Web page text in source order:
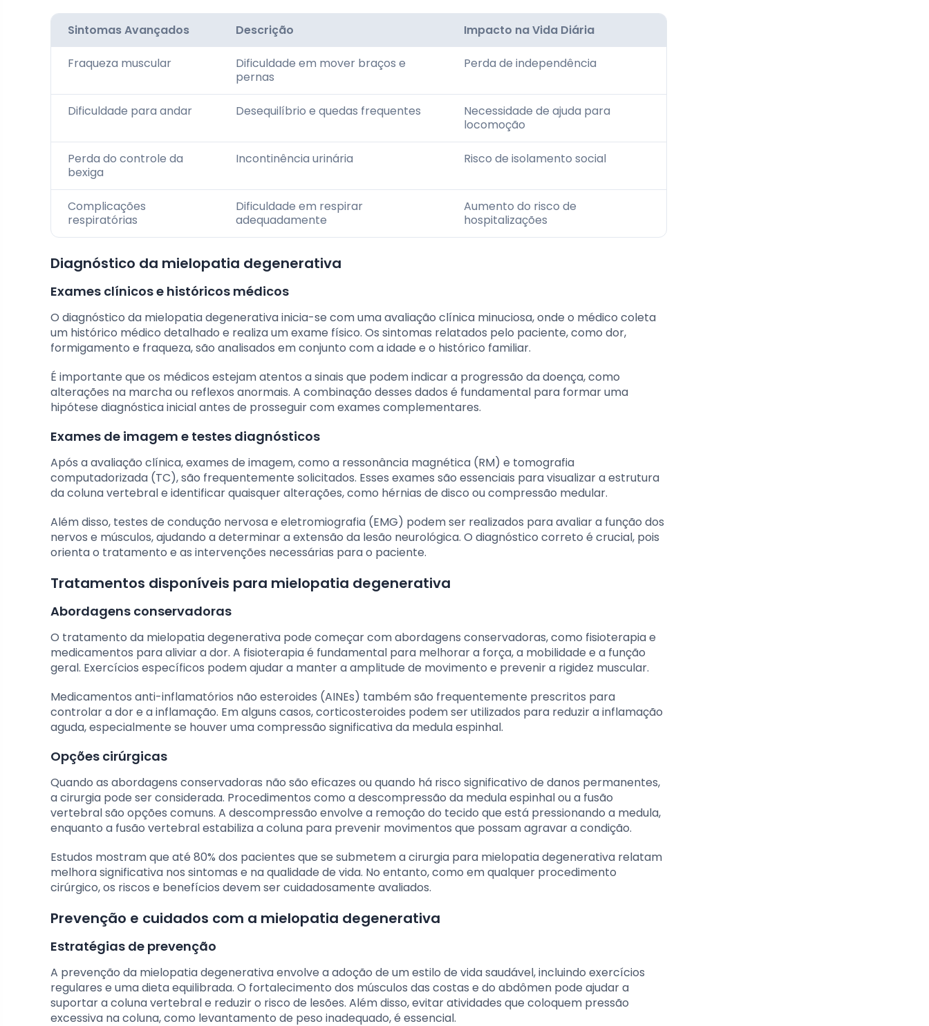
Sintomas Avançados Descrição Impacto na Vida Diária
Fraqueza muscular
Dificuldade em mover braços e
pernas
Perda de independência
Dificuldade para andar Desequilíbrio e quedas frequentes
Necessidade de ajuda para
locomoção
Perda do controle da
bexiga
Incontinência urinária Risco de isolamento social
Complicações
respiratórias
Dificuldade em respirar
adequadamente
Aumento do risco de
hospitalizações
Diagnóstico da mielopatia degenerativa
Exames clínicos e históricos médicos
O diagnóstico da mielopatia degenerativa inicia-se com uma avaliação clínica minuciosa, onde o médico coleta
um histórico médico detalhado e realiza um exame físico. Os sintomas relatados pelo paciente, como dor,
formigamento e fraqueza, são analisados em conjunto com a idade e o histórico familiar.
É importante que os médicos estejam atentos a sinais que podem indicar a progressão da doença, como
alterações na marcha ou reflexos anormais. A combinação desses dados é fundamental para formar uma
hipótese diagnóstica inicial antes de prosseguir com exames complementares.
Exames de imagem e testes diagnósticos
Após a avaliação clínica, exames de imagem, como a ressonância magnética (RM) e tomografia
computadorizada (TC), são frequentemente solicitados. Esses exames são essenciais para visualizar a estrutura
da coluna vertebral e identificar quaisquer alterações, como hérnias de disco ou compressão medular.
Além disso, testes de condução nervosa e eletromiografia (EMG) podem ser realizados para avaliar a função dos
nervos e músculos, ajudando a determinar a extensão da lesão neurológica. O diagnóstico correto é crucial, pois
orienta o tratamento e as intervenções necessárias para o paciente.
Tratamentos disponíveis para mielopatia degenerativa
Abordagens conservadoras
O tratamento da mielopatia degenerativa pode começar com abordagens conservadoras, como fisioterapia e
medicamentos para aliviar a dor. A fisioterapia é fundamental para melhorar a força, a mobilidade e a função
geral. Exercícios específicos podem ajudar a manter a amplitude de movimento e prevenir a rigidez muscular.
Medicamentos anti-inflamatórios não esteroides (AINEs) também são frequentemente prescritos para
controlar a dor e a inflamação. Em alguns casos, corticosteroides podem ser utilizados para reduzir a inflamação
aguda, especialmente se houver uma compressão significativa da medula espinhal.
Opções cirúrgicas
Quando as abordagens conservadoras não são eficazes ou quando há risco significativo de danos permanentes,
a cirurgia pode ser considerada. Procedimentos como a descompressão da medula espinhal ou a fusão
vertebral são opções comuns. A descompressão envolve a remoção do tecido que está pressionando a medula,
enquanto a fusão vertebral estabiliza a coluna para prevenir movimentos que possam agravar a condição.
Estudos mostram que até 80% dos pacientes que se submetem a cirurgia para mielopatia degenerativa relatam
melhora significativa nos sintomas e na qualidade de vida. No entanto, como em qualquer procedimento
cirúrgico, os riscos e benefícios devem ser cuidadosamente avaliados.
Prevenção e cuidados com a mielopatia degenerativa
Estratégias de prevenção
A prevenção da mielopatia degenerativa envolve a adoção de um estilo de vida saudável, incluindo exercícios
regulares e uma dieta equilibrada. O fortalecimento dos músculos das costas e do abdômen pode ajudar a
suportar a coluna vertebral e reduzir o risco de lesões. Além disso, evitar atividades que coloquem pressão
excessiva na coluna, como levantamento de peso inadequado, é essencial.